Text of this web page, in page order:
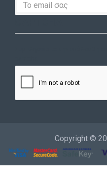
Copyright ©
Σύνδεση Εγγραφή